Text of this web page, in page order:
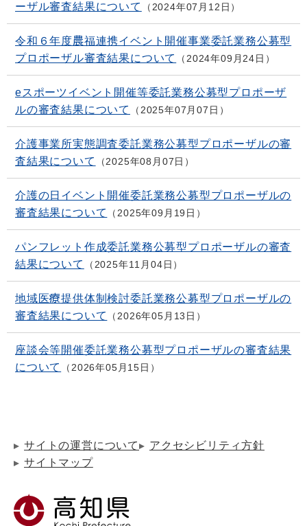
ーザル審査結果について
2024年07月12日
令和６年度農福連携イベント開催事業委託業務公募型
プロポーザル審査結果について
2024年09月24日
eスポーツイベント開催等委託業務公募型プロポーザ
ルの審査結果について
2025年07月07日
介護事業所実態調査委託業務公募型プロポーザルの審
査結果について
2025年08月07日
介護の日イベント開催委託業務公募型プロポーザルの
審査結果について
2025年09月19日
パンフレット作成委託業務公募型プロポーザルの審査
結果について
2025年11月04日
地域医療提供体制検討委託業務公募型プロポーザルの
審査結果について
2026年05月13日
座談会等開催委託業務公募型プロポーザルの審査結果
について
2026年05月15日
サイトの運営について
アクセシビリティ方針
サイトマップ